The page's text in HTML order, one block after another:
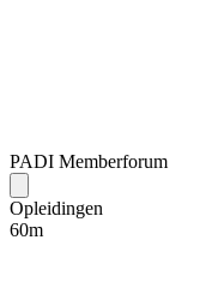
PADI Memberforum
Opleidingen
60m